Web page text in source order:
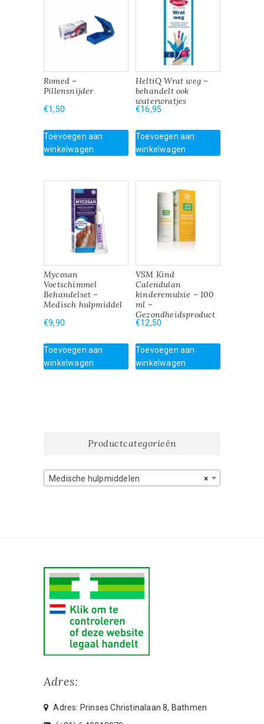
Romed –
Pillensnijder
€1,50
Toevoegen aan
winkelwagen
HeltiQ Wrat weg –
behandelt ook
waterwratjes
€16,95
Toevoegen aan
winkelwagen
Mycosan
Voetschimmel
Behandelset –
Medisch hulpmiddel
€9,90
Toevoegen aan
winkelwagen
VSM Kind
Calendulan
kinderemulsie – 100
ml –
Gezondheidsproduct
€12,50
Toevoegen aan
winkelwagen
Productcategorieën
×
Medische hulpmiddelen
Adres:
Adres: Prinses Christinalaan 8, Bathmen